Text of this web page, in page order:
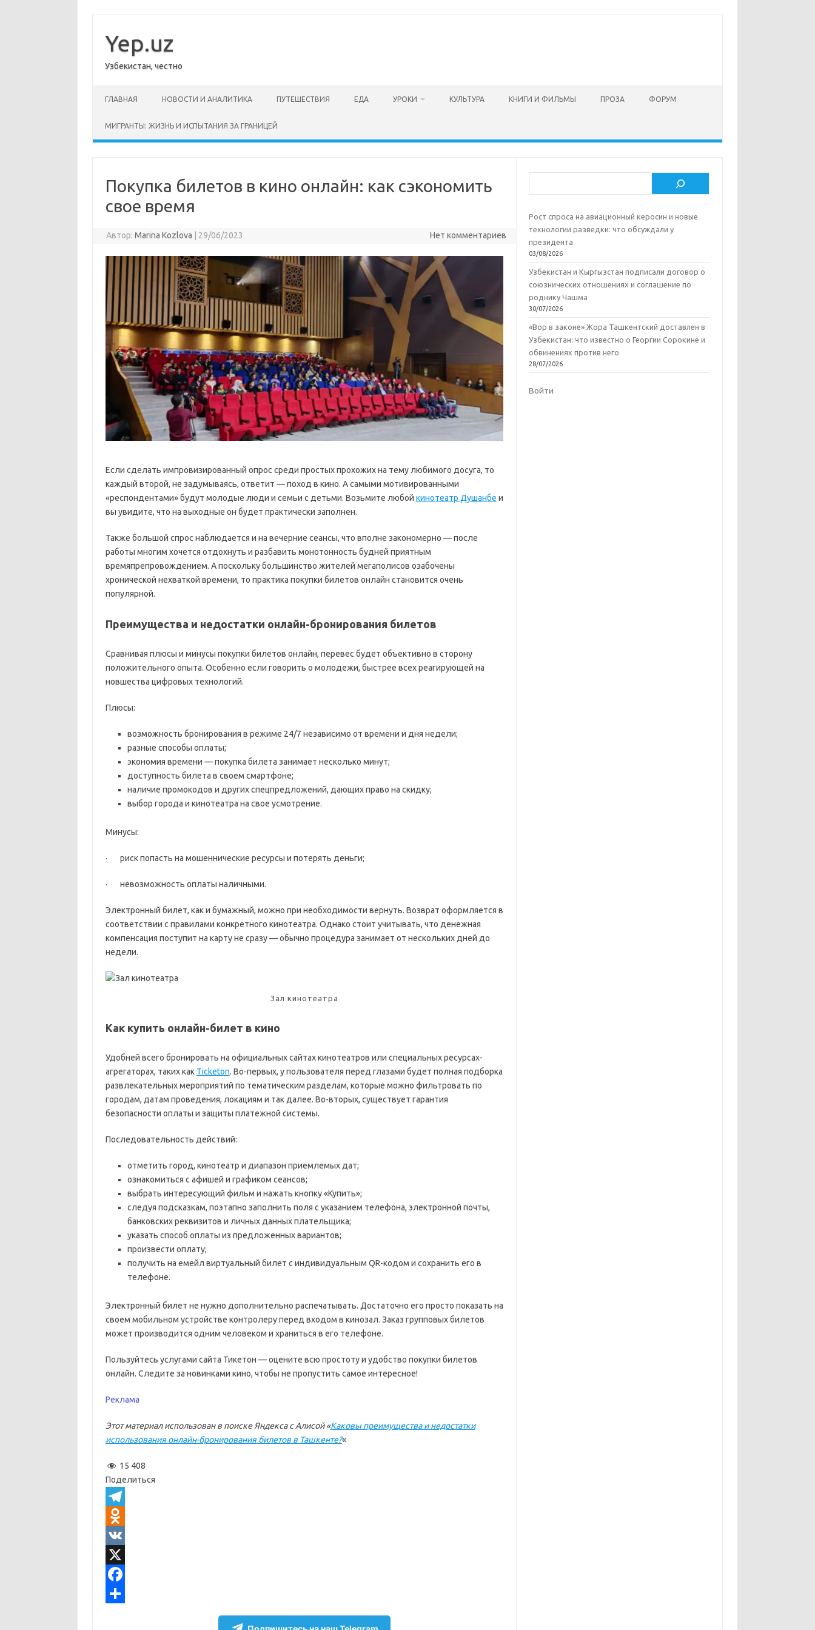
содержимому
Yep.uz
Узбекистан, честно
ГЛАВНАЯ НОВОСТИ И АНАЛИТИКА ПУТЕШЕСТВИЯ ЕДА УРОКИ КУЛЬТУРА КНИГИ И ФИЛЬМЫ ПРОЗА ФОРУМ
МИГРАНТЫ: ЖИЗНЬ И ИСПЫТАНИЯ ЗА ГРАНИЦЕЙ
Покупка билетов в кино онлайн: как сэкономить
свое время
Автор: Marina Kozlova 29/06/2023 Нет комментариев
Если сделать импровизированный опрос среди простых прохожих на тему любимого досуга, то
каждый второй, не задумываясь, ответит — поход в кино. А самыми мотивированными
«респондентами» будут молодые люди и семьи с детьми. Возьмите любой кинотеатр Душанбе и
вы увидите, что на выходные он будет практически заполнен.
Также большой спрос наблюдается и на вечерние сеансы, что вполне закономерно — после
работы многим хочется отдохнуть и разбавить монотонность будней приятным
времяпрепровождением. А поскольку большинство жителей мегаполисов озабочены
хронической нехваткой времени, то практика покупки билетов онлайн становится очень
популярной.
Преимущества и недостатки онлайн-бронирования билетов
Сравнивая плюсы и минусы покупки билетов онлайн, перевес будет объективно в сторону
положительного опыта. Особенно если говорить о молодежи, быстрее всех реагирующей на
новшества цифровых технологий.
Плюсы:
возможность бронирования в режиме 24/7 независимо от времени и дня недели;
разные способы оплаты;
экономия времени — покупка билета занимает несколько минут;
доступность билета в своем смартфоне;
наличие промокодов и других спецпредложений, дающих право на скидку;
выбор города и кинотеатра на свое усмотрение.
Минусы:
· риск попасть на мошеннические ресурсы и потерять деньги;
· невозможность оплаты наличными.
Электронный билет, как и бумажный, можно при необходимости вернуть. Возврат оформляется в
соответствии с правилами конкретного кинотеатра. Однако стоит учитывать, что денежная
компенсация поступит на карту не сразу — обычно процедура занимает от нескольких дней до
недели.
Зал кинотеатра
Как купить онлайн-билет в кино
Удобней всего бронировать на официальных сайтах кинотеатров или специальных ресурсах-
агрегаторах, таких как Ticketon. Во-первых, у пользователя перед глазами будет полная подборка
развлекательных мероприятий по тематическим разделам, которые можно фильтровать по
городам, датам проведения, локациям и так далее. Во-вторых, существует гарантия
безопасности оплаты и защиты платежной системы.
Последовательность действий:
отметить город, кинотеатр и диапазон приемлемых дат;
ознакомиться с афишей и графиком сеансов;
выбрать интересующий фильм и нажать кнопку «Купить»;
следуя подсказкам, поэтапно заполнить поля с указанием телефона, электронной почты,
банковских реквизитов и личных данных плательщика;
указать способ оплаты из предложенных вариантов;
произвести оплату;
получить на емейл виртуальный билет с индивидуальным QR-кодом и сохранить его в
телефоне.
Электронный билет не нужно дополнительно распечатывать. Достаточно его просто показать на
своем мобильном устройстве контролеру перед входом в кинозал. Заказ групповых билетов
может производится одним человеком и храниться в его телефоне.
Пользуйтесь услугами сайта Тикетон — оцените всю простоту и удобство покупки билетов
онлайн. Следите за новинками кино, чтобы не пропустить самое интересное!
Реклама
Этот материал использован в поиске Яндекса с Алисой «Каковы преимущества и недостатки
использования онлайн-бронирования билетов в Ташкенте?«
15 408
Поделиться
T
e
e
g
O
n
o
V
KX
Рост спроса на авиационный керосин и новые
технологии разведки: что обсуждали у
президента
03/08/2026
Узбекистан и Кыргызстан подписали договор о
союзнических отношениях и соглашение по
роднику Чашма
30/07/2026
«Вор в законе» Жора Ташкентский доставлен в
Узбекистан: что известно о Георгии Сорокине и
обвинениях против него
28/07/2026
Войти